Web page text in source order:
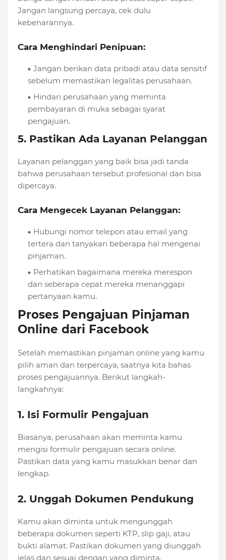
Jangan langsung percaya, cek dulu
kebenarannya.
Cara Menghindari Penipuan:
Jangan berikan data pribadi atau data sensitif
sebelum memastikan legalitas perusahaan.
Hindari perusahaan yang meminta
pembayaran di muka sebagai syarat
pengajuan.
5. Pastikan Ada Layanan Pelanggan
Layanan pelanggan yang baik bisa jadi tanda
bahwa perusahaan tersebut profesional dan bisa
dipercaya.
Cara Mengecek Layanan Pelanggan:
Hubungi nomor telepon atau email yang
tertera dan tanyakan beberapa hal mengenai
pinjaman.
Perhatikan bagaimana mereka merespon
dan seberapa cepat mereka menanggapi
pertanyaan kamu.
Proses Pengajuan Pinjaman
Online dari Facebook
Setelah memastikan pinjaman online yang kamu
pilih aman dan terpercaya, saatnya kita bahas
proses pengajuannya. Berikut langkah-
langkahnya:
1. Isi Formulir Pengajuan
Biasanya, perusahaan akan meminta kamu
mengisi formulir pengajuan secara online.
Pastikan data yang kamu masukkan benar dan
lengkap.
2. Unggah Dokumen Pendukung
Kamu akan diminta untuk mengunggah
beberapa dokumen seperti KTP, slip gaji, atau
bukti alamat. Pastikan dokumen yang diunggah
jelas dan sesuai dengan yang diminta.